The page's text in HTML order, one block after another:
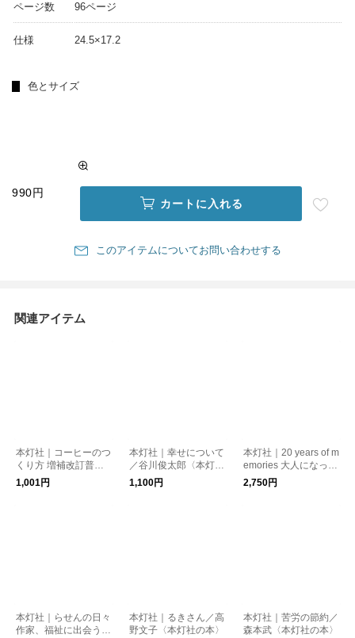
ページ数 96ページ
仕様 24.5×17.2
色とサイズ
990円
カートに入れる
このアイテムについてお問い合わせする
関連アイテム
本灯社｜コーヒーのつ
くり方 増補改訂普及
版／大坊勝次〈本灯社
の本〉
1,001円
本灯社｜幸せについて
／谷川俊太郎〈本灯社
の本〉
1,100円
本灯社｜20 years of m
emories 大人になった
あなたへ／塩川いづみ
〈本灯社の本〉
2,750円
本灯社｜らせんの日々
作家、福祉に出会う／
本灯社｜るきさん／高
野文子〈本灯社の本〉
本灯社｜苦労の節約／
森本武〈本灯社の本〉